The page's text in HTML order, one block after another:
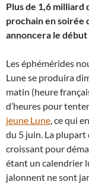
Plus de 1,6
prochain en soirée
annoncera le début
Les éphémérides
Lune se produira
matin (heure
d’heures pour
jeune Lune, ce qui
du 5 juin. La plupart
croissant pour
étant un calendrier
jalonnent ne sont